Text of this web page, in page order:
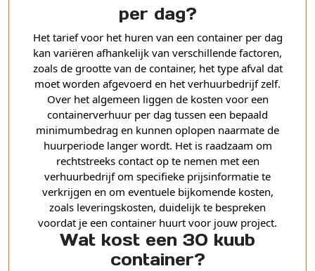
per dag?
Het tarief voor het huren van een container per dag
kan variëren afhankelijk van verschillende factoren,
zoals de grootte van de container, het type afval dat
moet worden afgevoerd en het verhuurbedrijf zelf.
Over het algemeen liggen de kosten voor een
containerverhuur per dag tussen een bepaald
minimumbedrag en kunnen oplopen naarmate de
huurperiode langer wordt. Het is raadzaam om
rechtstreeks contact op te nemen met een
verhuurbedrijf om specifieke prijsinformatie te
verkrijgen en om eventuele bijkomende kosten,
zoals leveringskosten, duidelijk te bespreken
voordat je een container huurt voor jouw project.
Wat kost een 30 kuub
container?